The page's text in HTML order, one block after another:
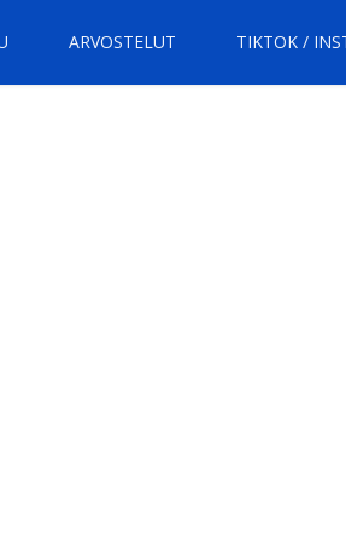
ARVOSTELUT TIKTOK /